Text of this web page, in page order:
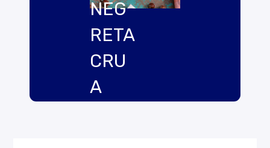
NEG
RETA
CRU
A